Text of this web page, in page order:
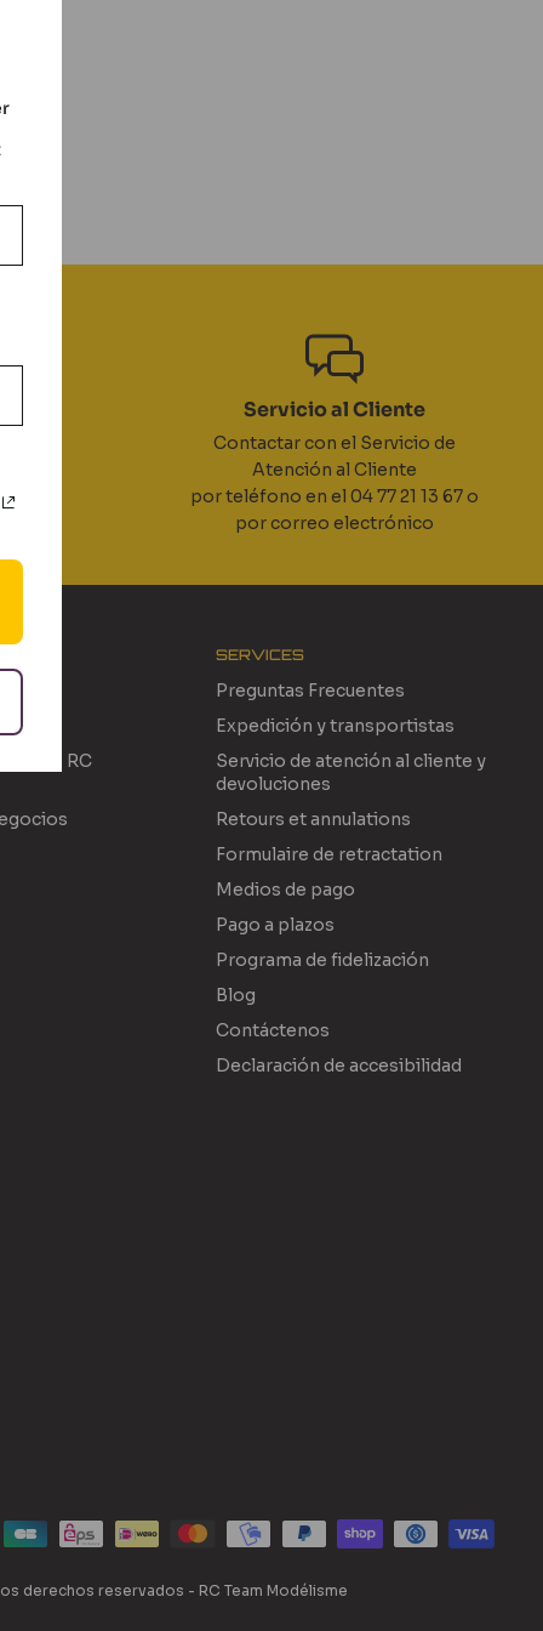
Servicio al Cliente
Contactar con el Servicio de
Atención al Cliente
por teléfono en el 04 77 21 13 67 o
por correo electrónico
RC
SERVICES
Preguntas Frecuentes
Expedición y transportistas
Servicio de atención al cliente y
devoluciones
Retours et annulations
Formulaire de retractation
Medios de pago
Pago a plazos
Programa de fidelización
Blog
Contáctenos
Declaración de accesibilidad
derechos reservados - RC Team Modélisme